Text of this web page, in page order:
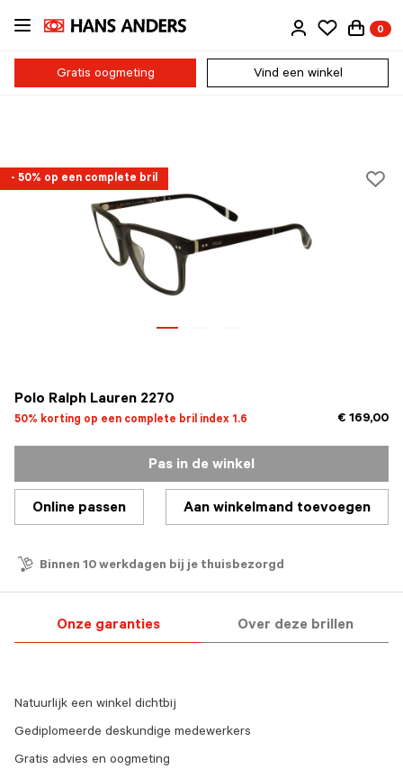
Ga
naar
inhoud
0
Gratis oogmeting Vind een winkel
- 50% op een complete bril
Polo Ralph Lauren 2270
50% korting op een complete bril index 1.6 € 169,00
Pas in de winkel
Online passen Aan winkelmand toevoegen
Binnen 10 werkdagen bij je thuisbezorgd
Onze garanties Over deze brillen
Natuurlijk een winkel dichtbij
Gediplomeerde deskundige medewerkers
Gratis advies en oogmeting